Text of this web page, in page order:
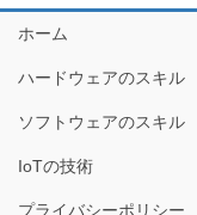
ホーム
ハードウェアのスキル
ソフトウェアのスキル
IoTの技術
プライバシーポリシー